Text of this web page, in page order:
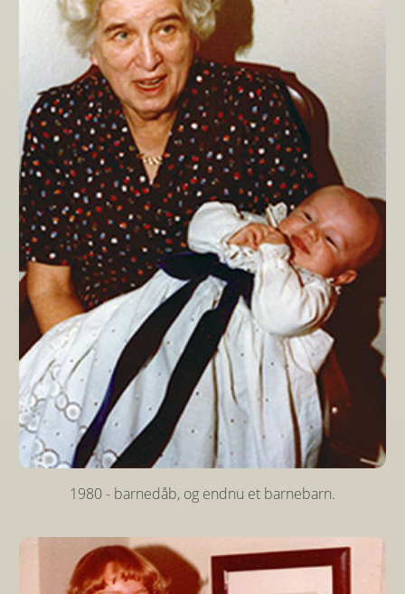
1980 - barnedåb, og endnu et barnebarn.